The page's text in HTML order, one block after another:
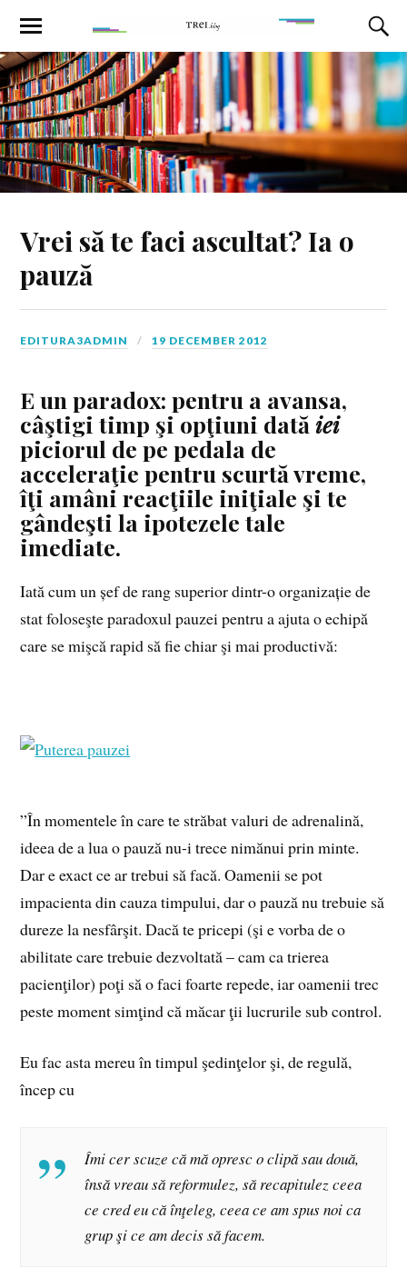
Vrei să te faci ascultat? Ia o
pauză
EDITURA3ADMIN 19 DECEMBER 2012
E unparadox: pentru a avansa,
câştigi timp şi opţiuni datăiei
piciorul de pe pedala de
acceleraţie pentru scurtă vreme,
îţi amâni reacţiile iniţiale şi te
gândeşti la ipotezele tale
imediate.
Iată cum un șef de rang superior dintr-o organizație de
stat foloseşte paradoxul pauzei pentru a ajuta o echipă
care se mişcă rapid să fie chiar şi mai productivă:
”În momentele în care te străbat valuri de adrenalină,
ideea de a lua o pauză nu-i trece nimănui prin minte.
Dar e exact ce ar trebui să facă. Oamenii se pot
impacienta din cauza timpului, dar o pauză nu trebuie să
dureze la nesfârşit. Dacă te pricepi (şi e vorba de o
abilitate care trebuie dezvoltată – cam ca trierea
pacienţilor) poţi să o faci foarte repede, iar oamenii trec
peste moment simţind că măcar ţii lucrurile sub control.
Eu fac asta mereu în timpul şedinţelor şi, de regulă,
încep cu
Îmi cer scuze că mă opresc o clipă sau două,
însă vreau să reformulez, să recapitulez ceea
ce cred eu că înţeleg, ceea ce am spus noi ca
grup şi ce am decis să facem.